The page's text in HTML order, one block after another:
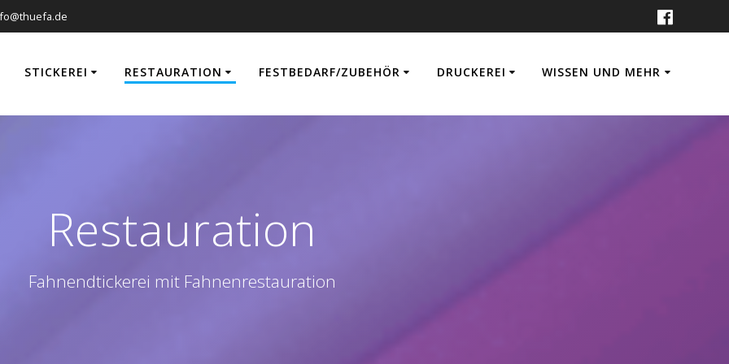
STICKEREI RESTAURATION FESTBEDARF/ZUBEHÖR DRUCKEREI WISSEN UND MEHR
Restauration
Fahnendtickerei mit Fahnenrestauration